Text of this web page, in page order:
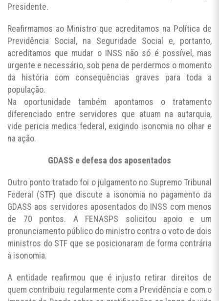
Presidente.
Reafirmamos ao Ministro que acreditamos na Política de
Previdência Social, na Seguridade Social e, portanto,
acreditamos que mudar o INSS não só é possível, mas
urgente e necessário, sob pena de perdermos o momento
da história com consequências graves para toda a
população.
Na oportunidade também apontamos o tratamento
diferenciado entre servidores que atuam na autarquia,
vide pericia medica federal, exigindo isonomia no olhar e
na ação.
GDASS e defesa dos aposentados
Outro ponto tratado foi o julgamento no Supremo Tribunal
Federal (STF) que discute a isonomia no pagamento da
GDASS aos servidores aposentados do INSS com menos
de 70 pontos. A FENASPS solicitou apoio e um
pronunciamento público do ministro contra o voto de dois
ministros do STF que se posicionaram de forma contrária
à isonomia.
A entidade reafirmou que é injusto retirar direitos de
quem contribuiu regularmente com a Previdência e com o